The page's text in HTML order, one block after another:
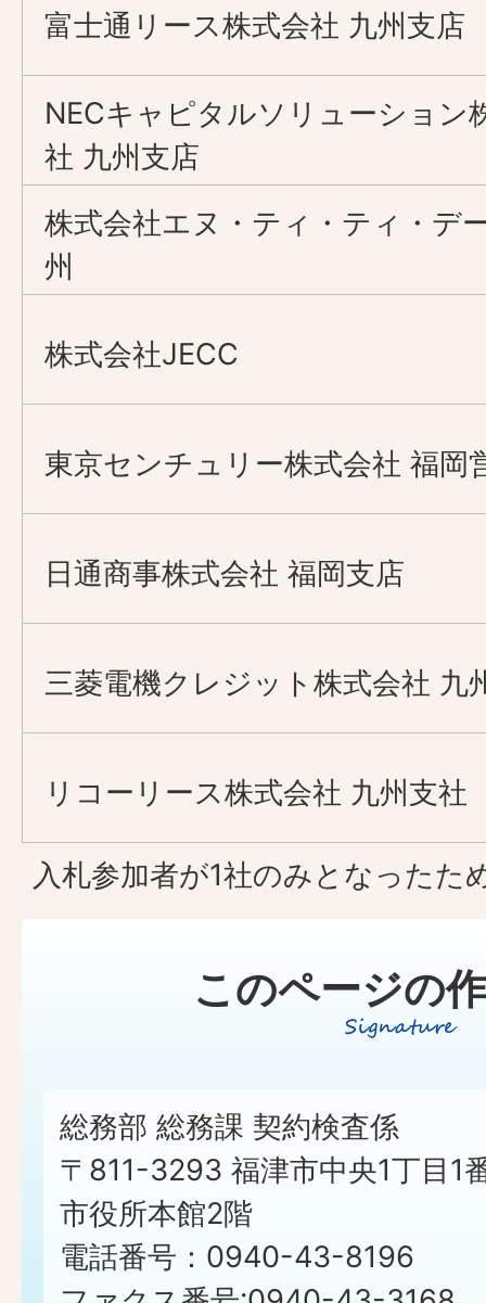
富士通リース株式会社 九州支店
NECキャピタルソリューション
社 九州支店
株式会社エヌ・ティ・ティ・デ
州
株式会社JECC
東京センチュリー株式会社 福岡
日通商事株式会社 福岡支店
三菱電機クレジット株式会社 九
リコーリース株式会社 九州支社
入札参加者が1社のみとなったた
このページの
総務部 総務課 契約検査係
〒811-3293 福津市中央1丁目1
市役所本館2階
電話番号：0940-43-8196